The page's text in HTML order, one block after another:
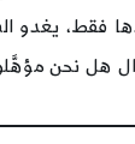
فقط، يغدو
هل نحن